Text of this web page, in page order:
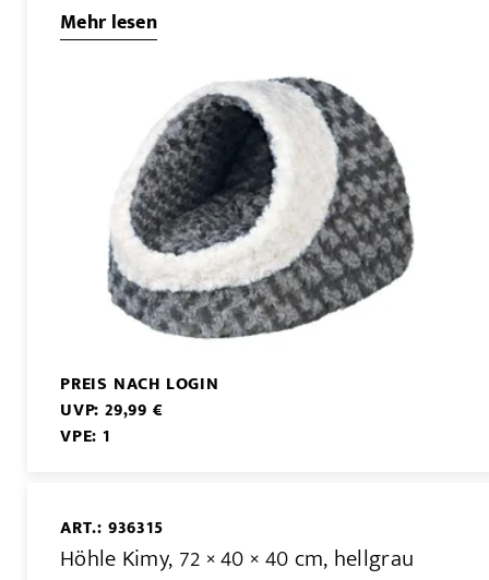
Mehr lesen
PREIS NACH LOGIN
UVP: 29,99 €
VPE: 1
ART.: 936315
Höhle Kimy, 72 × 40 × 40 cm, hellgrau